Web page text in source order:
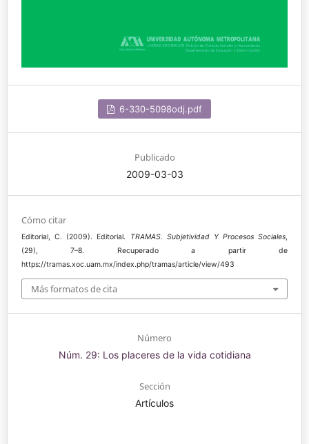
6-330-5098odj.pdf
Publicado
2009-03-03
Cómo citar
Editorial, C. (2009). Editorial. TRAMAS. Subjetividad Y Procesos Sociales,
(29), 7–8. Recuperado a partir de
https://tramas.xoc.uam.mx/index.php/tramas/article/view/493
Más formatos de cita
Número
Núm. 29: Los placeres de la vida cotidiana
Sección
Artículos